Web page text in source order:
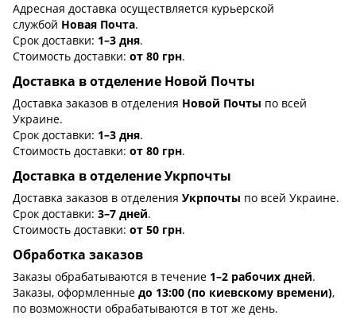
Адресная доставка осуществляется курьерской
службой Новая Почта.
Срок доставки: 1–3 дня.
Стоимость доставки: от 80 грн.
Доставка в отделение Новой Почты
Доставка заказов в отделения Новой Почты по всей
Украине.
Срок доставки: 1–3 дня.
Стоимость доставки: от 80 грн.
Доставка в отделение Укрпочты
Доставка заказов в отделения Укрпочты по всей Украине.
Срок доставки: 3–7 дней.
Стоимость доставки: от 50 грн.
Обработка заказов
Заказы обрабатываются в течение 1–2 рабочих дней.
Заказы, оформленные до 13:00 (по киевскому времени),
по возможности обрабатываются в тот же день.